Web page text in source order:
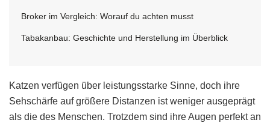
Broker im Vergleich: Worauf du achten musst
Tabakanbau: Geschichte und Herstellung im Überblick
Katzen verfügen über leistungsstarke Sinne, doch ihre
Sehschärfe auf größere Distanzen ist weniger ausgeprägt
als die des Menschen. Trotzdem sind ihre Augen perfekt an